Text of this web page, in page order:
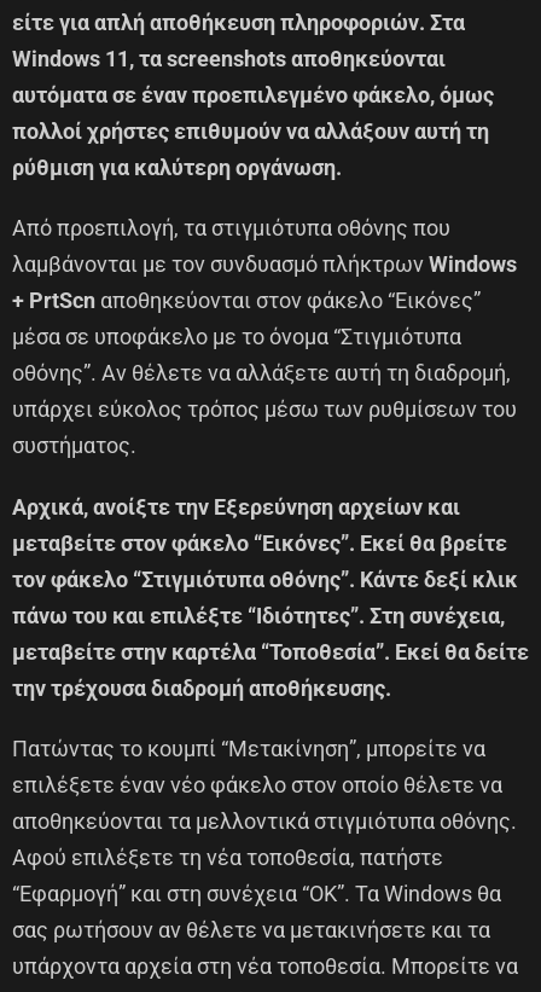
είτε για απλή αποθήκευση πληροφοριών. Στα
Windows 11, τα screenshots αποθηκεύονται
αυτόματα σε έναν προεπιλεγμένο φάκελο, όμως
πολλοί χρήστες επιθυμούν να αλλάξουν αυτή τη
ρύθμιση για καλύτερη οργάνωση.
Από προεπιλογή, τα στιγμιότυπα οθόνης που
λαμβάνονται με τον συνδυασμό πλήκτρωνWindows
+ PrtScn αποθηκεύονται στον φάκελο “Εικόνες”
μέσα σε υποφάκελο με το όνομα “Στιγμιότυπα
οθόνης”. Αν θέλετε να αλλάξετε αυτή τη διαδρομή,
υπάρχει εύκολος τρόπος μέσω των ρυθμίσεων του
συστήματος.
Αρχικά, ανοίξτε την Εξερεύνηση αρχείων και
μεταβείτε στον φάκελο “Εικόνες”. Εκεί θα βρείτε
τον φάκελο “Στιγμιότυπα οθόνης”. Κάντε δεξί κλικ
πάνω του και επιλέξτε “Ιδιότητες”. Στη συνέχεια,
μεταβείτε στην καρτέλα “Τοποθεσία”. Εκεί θα δείτε
την τρέχουσα διαδρομή αποθήκευσης.
Πατώντας το κουμπί “Μετακίνηση”, μπορείτε να
επιλέξετε έναν νέο φάκελο στον οποίο θέλετε να
αποθηκεύονται τα μελλοντικά στιγμιότυπα οθόνης.
Αφού επιλέξετε τη νέα τοποθεσία, πατήστε
“Εφαρμογή” και στη συνέχεια “OK”. Τα Windows θα
σας ρωτήσουν αν θέλετε να μετακινήσετε και τα
υπάρχοντα αρχεία στη νέα τοποθεσία. Μπορείτε να